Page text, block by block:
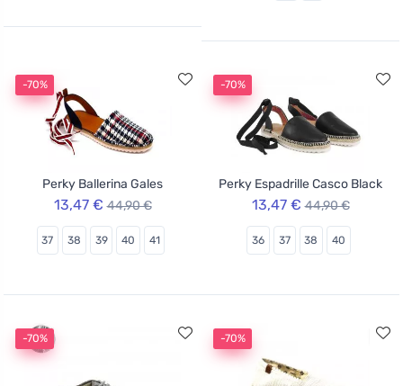
-70%
Perky Ballerina Gales
13,47 € 44,90 €
37 38 39 40 41
-70%
Perky Espadrille Casco Black
13,47 € 44,90 €
36 37 38 40
-70% -70%